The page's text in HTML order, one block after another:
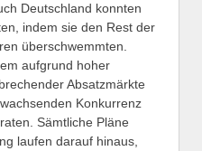
Deutschland konnten
indem sie den Rest der
überschwemmten.
aufgrund hoher
Absatzmärkte
Konkurrenz
Sämtliche Pläne
laufen darauf hinaus,